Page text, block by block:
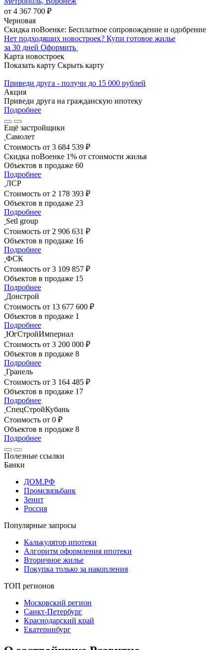
от 4 367 700 ₽
Черновая
Скидка поВоенке: Бесплатное сопровождение и одобрение
Нет подходящих новостроек? Купи готовое жилье
за 30 дней Оформить
Карта новостроек
Показать карту Скрыть карту
Приведи друга - получи до 15 000 рублей
Акция
Приведи друга на гражданскую ипотеку
Подробнее
Ещё застройщики
Самолет
Стоимость от 3 684 539 ₽
Скидка поВоенке 1% от стоимости жилья
Объектов в продаже 60
Подробнее
ЛСР
Стоимость от 2 178 393 ₽
Объектов в продаже 23
Подробнее
Setl group
Стоимость от 2 906 631 ₽
Объектов в продаже 16
Подробнее
ФСК
Стоимость от 3 109 857 ₽
Объектов в продаже 15
Подробнее
Донстрой
Стоимость от 13 677 600 ₽
Объектов в продаже 1
Подробнее
ЮгСтройИмпериал
Стоимость от 3 200 000 ₽
Объектов в продаже 8
Подробнее
Гранель
Стоимость от 3 164 485 ₽
Объектов в продаже 17
Подробнее
СпецСтройКубань
Стоимость от 0 ₽
Объектов в продаже 8
Подробнее
Полезные ссылки
Банки
ДОМ.РФ
Промсвязьбанк
Зенит
Россия
Популярные запросы
Калькулятор ипотеки
Алгоритм оформления ипотеки
Вторичное жилье
Покупка только за накопления
ТОП регионов
Московский регион
Санкт-Петербург
Краснодарский край
Екатеринбург